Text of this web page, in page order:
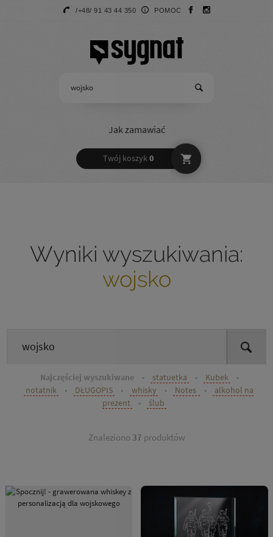
/+48/ 91 43 44 350 POMOC
Jak zamawiać
Twój koszyk0
Wyniki wyszukiwania:
wojsko
Najczęściej wyszukiwane • statuetka • Kubek
•
notatnik
• DŁUGOPIS • whisky • Notes •
alkohol na
prezent
• ślub
Znaleziono 37 produktów